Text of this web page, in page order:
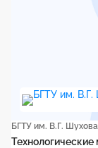
БГТУ им. В.Г. Шухова